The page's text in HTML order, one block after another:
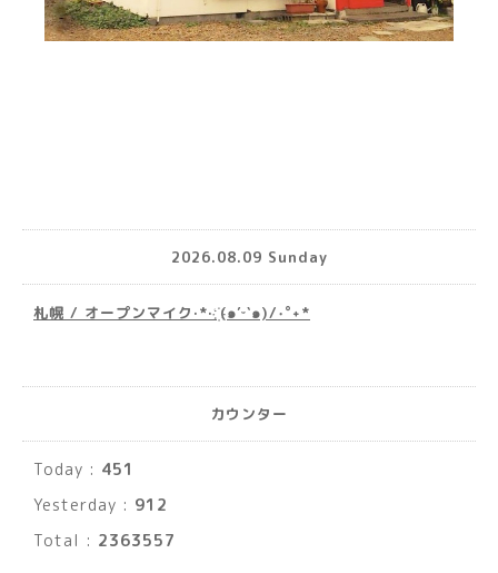
2026.08.09 Sunday
札幌 / オープンマイク·*· ҉(๑′ᵕ‵๑)/‧˚︎˖*
カウンター
Today : 451
Yesterday : 912
Total : 2363557